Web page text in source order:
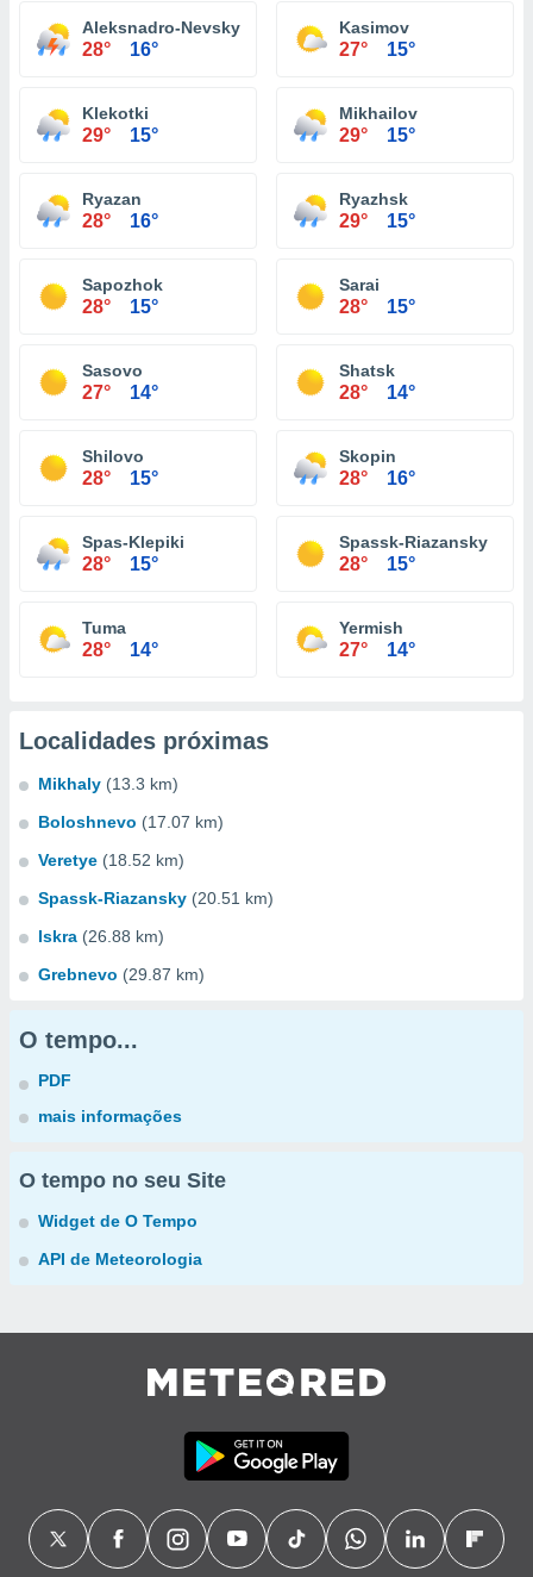
Aleksnadro-Nevsky
28° 16°
Kasimov
27° 15°
Klekotki
29° 15°
Mikhailov
29° 15°
Ryazan
28° 16°
Ryazhsk
29° 15°
Sapozhok
28° 15°
Sarai
28° 15°
Sasovo
27° 14°
Shatsk
28° 14°
Shilovo
28° 15°
Skopin
28° 16°
Spas-Klepiki
28° 15°
Spassk-Riazansky
28° 15°
Tuma
28° 14°
Yermish
27° 14°
Localidades próximas
Mikhaly (13.3 km)
Boloshnevo (17.07 km)
Veretye (18.52 km)
Spassk-Riazansky (20.51 km)
Iskra (26.88 km)
Grebnevo (29.87 km)
O tempo...
PDF
mais informações
O tempo no seu Site
Widget de O Tempo
API de Meteorologia